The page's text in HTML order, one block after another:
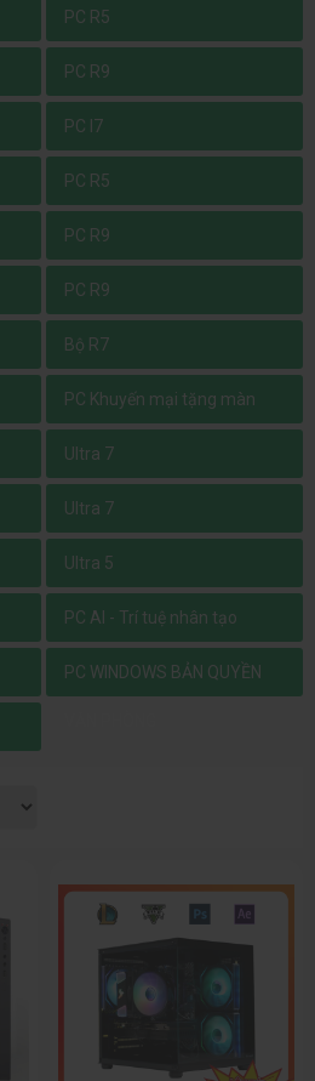
PC R5
PC R9
PC I7
PC R5
PC R9
PC R9
Bộ R7
PC Khuyến mại tặng màn
Ultra 7
Ultra 7
Ultra 5
PC AI - Trí tuệ nhân tạo
PC WINDOWS BẢN QUYỀN